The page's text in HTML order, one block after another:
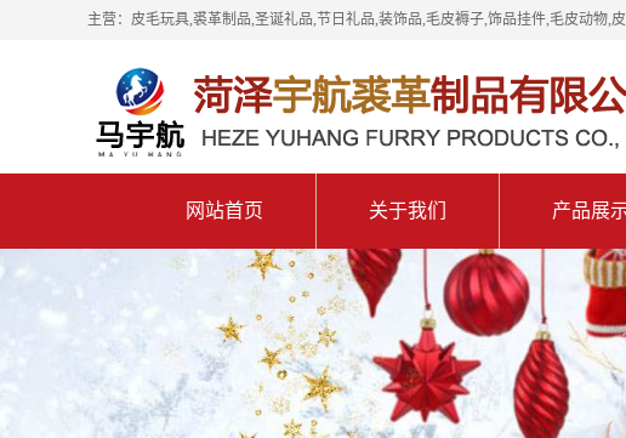
主营：皮毛玩具,裘革制品,圣诞礼品,节日礼品,装饰品,毛皮褥子,饰品挂件,毛皮动物,
网站首页 关于我们 产品展